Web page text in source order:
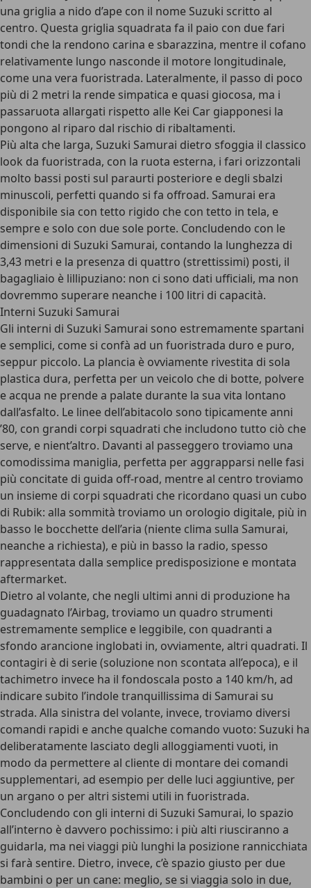
una griglia a nido d’ape con il nome Suzuki scritto al
centro. Questa griglia squadrata fa il paio con due fari
tondi che la rendono carina e sbarazzina, mentre il cofano
relativamente lungo nasconde il motore longitudinale,
come una vera fuoristrada. Lateralmente, il passo di poco
più di 2 metri la rende simpatica e quasi giocosa, ma i
passaruota allargati rispetto alle Kei Car giapponesi la
pongono al riparo dal rischio di ribaltamenti.
Più alta che larga, Suzuki Samurai dietro sfoggia il classico
look da fuoristrada, con la ruota esterna, i fari orizzontali
molto bassi posti sul paraurti posteriore e degli sbalzi
minuscoli, perfetti quando si fa offroad. Samurai era
disponibile sia con tetto rigido che con tetto in tela, e
sempre e solo con due sole porte. Concludendo con le
dimensioni di Suzuki Samurai, contando la lunghezza di
3,43 metri e la presenza di quattro (strettissimi) posti, il
bagagliaio è lillipuziano: non ci sono dati ufficiali, ma non
dovremmo superare neanche i 100 litri di capacità.
Interni Suzuki Samurai
Gli interni di Suzuki Samurai sono estremamente spartani
e semplici, come si confà ad un fuoristrada duro e puro,
seppur piccolo. La plancia è ovviamente rivestita di sola
plastica dura, perfetta per un veicolo che di botte, polvere
e acqua ne prende a palate durante la sua vita lontano
dall’asfalto. Le linee dell’abitacolo sono tipicamente anni
’80, con grandi corpi squadrati che includono tutto ciò che
serve, e nient’altro. Davanti al passeggero troviamo una
comodissima maniglia, perfetta per aggrapparsi nelle fasi
più concitate di guida off-road, mentre al centro troviamo
un insieme di corpi squadrati che ricordano quasi un cubo
di Rubik: alla sommità troviamo un orologio digitale, più in
basso le bocchette dell’aria (niente clima sulla Samurai,
neanche a richiesta), e più in basso la radio, spesso
rappresentata dalla semplice predisposizione e montata
aftermarket.
Dietro al volante, che negli ultimi anni di produzione ha
guadagnato l’Airbag, troviamo un quadro strumenti
estremamente semplice e leggibile, con quadranti a
sfondo arancione inglobati in, ovviamente, altri quadrati. Il
contagiri è di serie (soluzione non scontata all’epoca), e il
tachimetro invece ha il fondoscala posto a 140 km/h, ad
indicare subito l’indole tranquillissima di Samurai su
strada. Alla sinistra del volante, invece, troviamo diversi
comandi rapidi e anche qualche comando vuoto: Suzuki ha
deliberatamente lasciato degli alloggiamenti vuoti, in
modo da permettere al cliente di montare dei comandi
supplementari, ad esempio per delle luci aggiuntive, per
un argano o per altri sistemi utili in fuoristrada.
Concludendo con gli interni di Suzuki Samurai, lo spazio
all’interno è davvero pochissimo: i più alti riusciranno a
guidarla, ma nei viaggi più lunghi la posizione rannicchiata
si farà sentire. Dietro, invece, c’è spazio giusto per due
bambini o per un cane: meglio, se si viaggia solo in due,